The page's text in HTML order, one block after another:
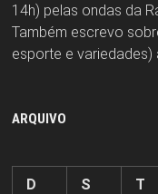
14h) pelas ondas da
Também escrevo
esporte e variedades)
ARQUIVO
D
S T